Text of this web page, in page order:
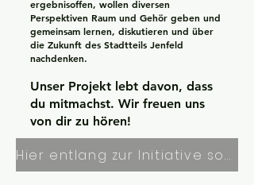
ergebnisoffen, wollen diversen
Perspektiven Raum und Gehör geben und
gemeinsam lernen, diskutieren und über
die Zukunft des Stadtteils Jenfeld
nachdenken.
Unser Projekt lebt davon, dass
du mitmachst. Wir freuen uns
von dir zu hören!
Hier entlang zur Initiative sog. Tansania-Park in Jenfeld